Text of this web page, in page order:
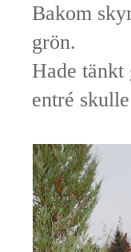
Bakom
grön.
Hade tänkt
entré